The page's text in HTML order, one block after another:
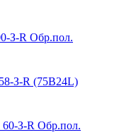
З-R Обр.пол.
З-R (75B24L)
60-З-R Обр.пол.